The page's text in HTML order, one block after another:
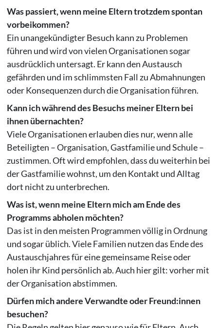
Was passiert, wenn meine Eltern trotzdem spontan
vorbeikommen?
Ein unangekündigter Besuch kann zu Problemen
führen und wird von vielen Organisationen sogar
ausdrücklich untersagt. Er kann den Austausch
gefährden und im schlimmsten Fall zu Abmahnungen
oder Konsequenzen durch die Organisation führen.
Kann ich während des Besuchs meiner Eltern bei
ihnen übernachten?
Viele Organisationen erlauben dies nur, wenn alle
Beteiligten – Organisation, Gastfamilie und Schule –
zustimmen. Oft wird empfohlen, dass du weiterhin bei
der Gastfamilie wohnst, um den Kontakt und Alltag
dort nicht zu unterbrechen.
Was ist, wenn meine Eltern mich am Ende des
Programms abholen möchten?
Das ist in den meisten Programmen völlig in Ordnung
und sogar üblich. Viele Familien nutzen das Ende des
Austauschjahres für eine gemeinsame Reise oder
holen ihr Kind persönlich ab. Auch hier gilt: vorher mit
der Organisation abstimmen.
Dürfen mich andere Verwandte oder Freund:innen
besuchen?